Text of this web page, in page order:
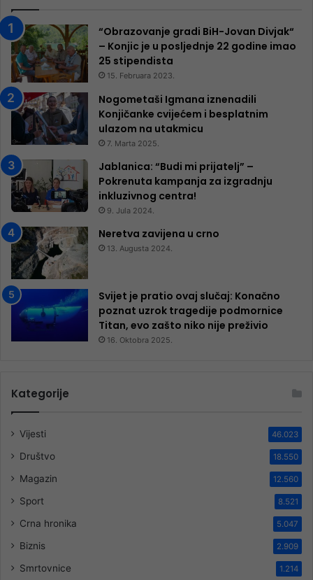
“Obrazovanje gradi BiH-Jovan Divjak“
– Konjic je u posljednje 22 godine imao
25 ​​stipendista
15. Februara 2023.
Nogometaši Igmana iznenadili
Konjičanke cvijećem i besplatnim
ulazom na utakmicu
7. Marta 2025.
Jablanica: “Budi mi prijatelj” –
Pokrenuta kampanja za izgradnju
inkluzivnog centra!
9. Jula 2024.
Neretva zavijena u crno
13. Augusta 2024.
Svijet je pratio ovaj slučaj: Konačno
poznat uzrok tragedije podmornice
Titan, evo zašto niko nije preživio
16. Oktobra 2025.
Kategorije
Vijesti 46.023
Društvo 18.550
Magazin 12.560
Sport 8.521
Crna hronika 5.047
Biznis 2.909
Smrtovnice 1.214